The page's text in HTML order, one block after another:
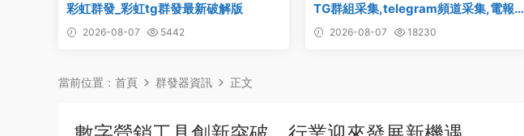
彩虹群發_彩虹tg群發最新破解版
2026-08-07 5442
TG群組采集,telegram頻道采集,電報群
鏈接采集,飛機頻道鏈接采集,群組采集,
頻道采集,群鏈接采集,頻道鏈接采集,群
2026-08-07 18230
當前位置： 首頁 群發器資訊 正文